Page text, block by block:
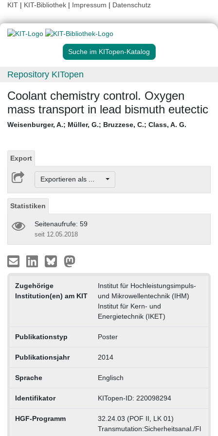
KIT | KIT-Bibliothek | Impressum | Datenschutz
Suche im KITopen-Katalog
Repository KITopen
Coolant chemistry control. Oxygen
mass transport in lead bismuth eutectic
Weisenburger, A.; Müller, G.; Bruzzese, C.; Class, A. G.
Export
Exportieren als ...
Statistiken
Seitenaufrufe: 59
seit 12.05.2018
Zugehörige
Institution(en) am KIT
Institut für Hochleistungsimpuls-
und Mikrowellentechnik (IHM)
Institut für Kern- und
Energietechnik (IKET)
Publikationstyp Poster
Publikationsjahr 2014
Sprache Englisch
Identifikator KITopen-ID: 220098294
HGF-Programm
32.24.03 (POF II, LK 01)
Transmutation:Sicherheitsanal./Fl